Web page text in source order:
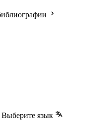
Выберите язык